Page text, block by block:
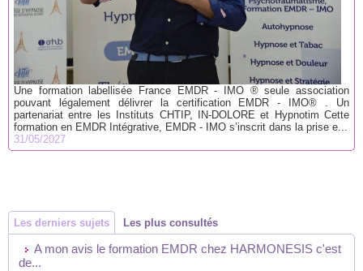
Une formation labellisée France EMDR - IMO ® seule association
pouvant légalement délivrer la certification EMDR - IMO® . Un
partenariat entre les Instituts CHTIP, IN-DOLORE et Hypnotim Cette
formation en EMDR Intégrative, EMDR - IMO s’inscrit dans la prise e...
31/05/2027
Les derniers sujets Les plus consultés
A mon avis le formation EMDR chez HARMONESIS c'est
de...